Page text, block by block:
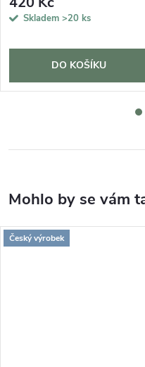
Skladem >20 ks
DO KOŠÍKU
Český výrobek